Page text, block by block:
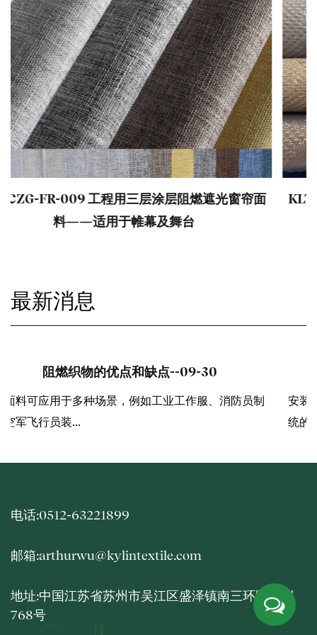
KLTCZG-FR-008 三层阻燃涂层卷帘面料——遮
及防紫外线窗帘材料
最新消息
考虑沙发织物的关键因素
安装布风管所需的时间，通常仅为安装同等规格金属风管
统的60%–80%。 确...
电话:0512-63221899
邮箱:arthurwu@kylintextile.com
地址:中国江苏省苏州市吴江区盛泽镇南三环路北侧
768号